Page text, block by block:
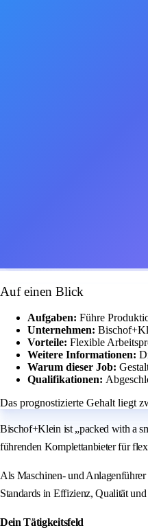
Auf einen Blick
Aufgaben: Führe
Unternehmen:
Vorteile: Flexible
Weitere Informationen:
Warum dieser Job:
Qualifikationen:
Das prognostizierte Gehalt liegt
Bischof+Klein ist „packed with a
führenden Komplettanbieter für
Als Maschinen- und Anlagenführer
Standards in Effizienz, Qualität
Dein Tätigkeitsfeld